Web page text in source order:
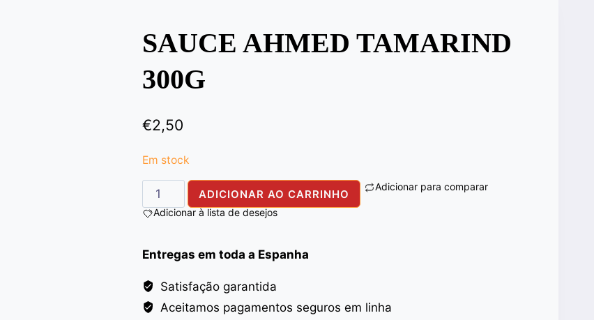
SAUCE AHMED TAMARIND
300G
€2,50
Em stock
Quantidade
de
TAMARIND
300G
ADICIONAR AO CARRINHO
Adicionar para comparar
Adicionar à lista de desejos
Entregas em toda a Espanha
Satisfação garantida
Aceitamos pagamentos seguros em linha